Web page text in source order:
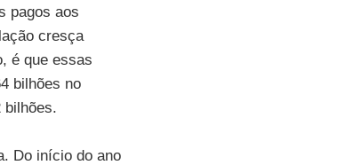
pagos aos
cresça
é que essas
bilhões no
bilhões.
Do início do ano